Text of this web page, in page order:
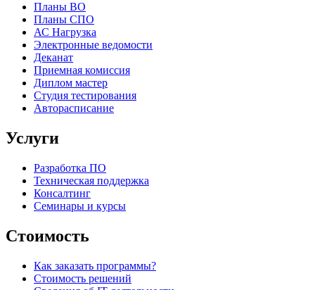
Планы ВО
Планы СПО
АС Нагрузка
Электронные ведомости
Деканат
Приемная комиссия
Диплом мастер
Студия тестирования
Авторасписание
Услуги
Разработка ПО
Техническая поддержка
Консалтинг
Семинары и курсы
Стоимость
Как заказать программы?
Стоимость решений